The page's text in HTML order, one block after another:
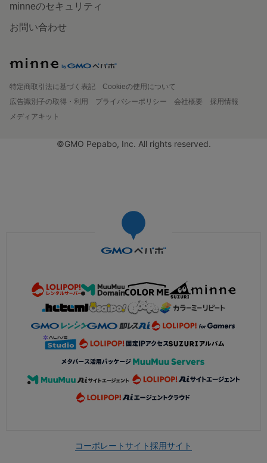
minneのセキュリティ
お問い合わせ
特定商取引法に基づく表記
Cookieの使用について
広告識別子の取得・利用
プライバシーポリシー 会社概要
採用情報
メディアキット
©GMO Pepabo, Inc. All rights reserved.
コーポレートサイト採用サイト